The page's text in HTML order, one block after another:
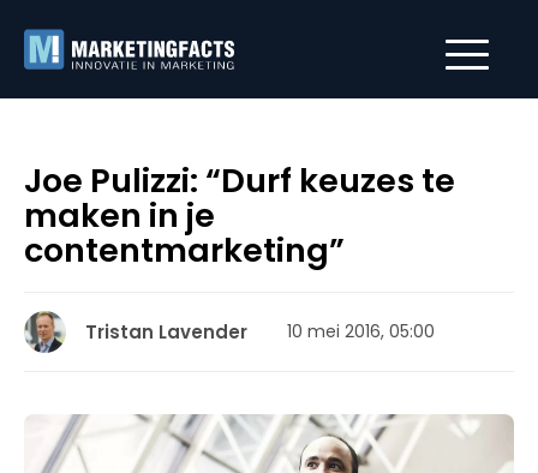
Joe Pulizzi: “Durf keuzes te
maken in je
contentmarketing”
Tristan Lavender 10 mei 2016, 05:00